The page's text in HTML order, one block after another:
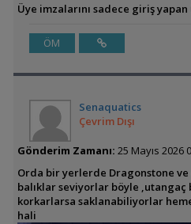
Üye imzalarını sadece giriş
ÖM
Senaquatics
Çevrim Dışı
Gönderim Zamanı: 25 Mayıs 2026
Orda bir yerlerde Dragonstone
balıklar seviyorlar böyle
korkarlarsa saklanabiliyorlar
hali